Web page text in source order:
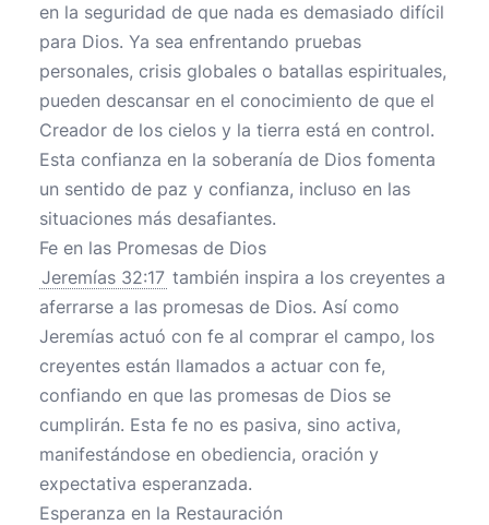
en la seguridad de que nada es demasiado difícil
para Dios. Ya sea enfrentando pruebas
personales, crisis globales o batallas espirituales,
pueden descansar en el conocimiento de que el
Creador de los cielos y la tierra está en control.
Esta confianza en la soberanía de Dios fomenta
un sentido de paz y confianza, incluso en las
situaciones más desafiantes.
Fe en las Promesas de Dios
Jeremías 32:17 también inspira a los creyentes a
aferrarse a las promesas de Dios. Así como
Jeremías actuó con fe al comprar el campo, los
creyentes están llamados a actuar con fe,
confiando en que las promesas de Dios se
cumplirán. Esta fe no es pasiva, sino activa,
manifestándose en obediencia, oración y
expectativa esperanzada.
Esperanza en la Restauración